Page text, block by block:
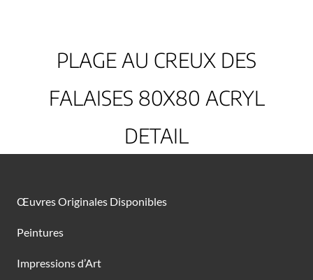
PLAGE AU CREUX DES
FALAISES 80X80 ACRYL
DETAIL
Œuvres Originales Disponibles
Peintures
Impressions d’Art